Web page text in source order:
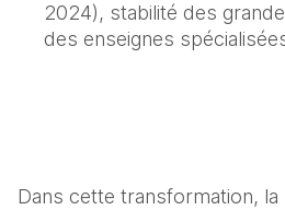
2024), stabilité des
des enseignes
Dans cette transformation,